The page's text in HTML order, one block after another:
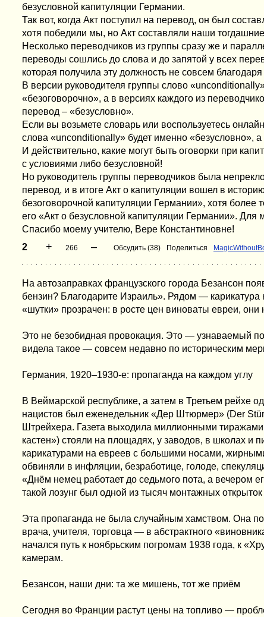
безусловной капитуляции Германии.
Так вот, когда Акт поступил на перевод, он был
хотя победили мы, но Акт составляли наши
Несколько переводчиков из группы сразу же и
переводы сошлись до слова и до запятой у всех
которая получила эту должность не совсем
В версии руководителя группы слово
«безоговорочно», а в версиях каждого из
перевод – «безусловно».
Если вы возьмете словарь или воспользуетесь
слова «unconditionally» будет именно «безусловно», а
И действительно, какие могут быть оговорки при
с условиями либо безусловной!
Но руководитель группы переводчиков была
перевод, и в итоге Акт о капитуляции вошел в
безоговорочной капитуляции Германии», хотя
его «Акт о безусловной капитуляции Германии». Для
Спасибо моему учителю, Вере Константиновне!
2
+ 266 – Обсудить (38) Поделиться
На автозаправках французского города Безансон
бензин? Благодарите Израиль». Рядом —
«шутки» прозрачен: в росте цен виноваты евреи,
Это не безобидная провокация. Это — узнаваемый
видела такое — совсем недавно по историческим
Германия, 1920–1930-е: пропаганда на каждом углу
В Веймарской республике, а затем в Третьем рейхе
нацистов был еженедельник «Дер Штюрмер» (Der
Штрейхера. Газета выходила миллионными
кастен») стояли на площадях, у заводов, в школах и
карикатурами на евреев с большими носами,
обвиняли в инфляции, безработице, голоде,
«Днём немец работает до седьмого пота, а вечером
такой лозунг был одной из тысяч монтажных
Эта пропаганда не была случайным хамством. Она
врача, учителя, торговца — в абстрактного
начался путь к ноябрьским погромам 1938 года, к
камерам.
Безансон, наши дни: та же мишень, тот же приём
Сегодня во Франции растут цены на топливо —